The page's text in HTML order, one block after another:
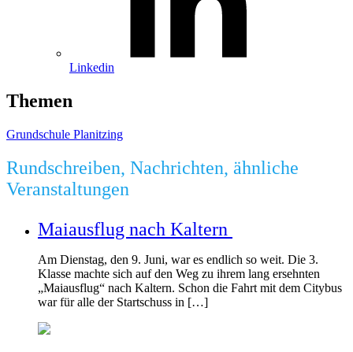
Linkedin
Themen
Grundschule Planitzing
Rundschreiben, Nachrichten, ähnliche
Veranstaltungen
Maiausflug nach Kaltern
Am Dienstag, den 9. Juni, war es endlich so weit. Die 3.
Klasse machte sich auf den Weg zu ihrem lang ersehnten
„Maiausflug“ nach Kaltern. Schon die Fahrt mit dem Citybus
war für alle der Startschuss in […]